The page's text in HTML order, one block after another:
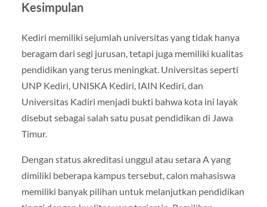
Kesimpulan
Kediri memiliki sejumlah universitas yang tidak hanya
beragam dari segi jurusan, tetapi juga memiliki kualitas
pendidikan yang terus meningkat. Universitas seperti
UNP Kediri, UNISKA Kediri, IAIN Kediri, dan
Universitas Kadiri menjadi bukti bahwa kota ini layak
disebut sebagai salah satu pusat pendidikan di Jawa
Timur.
Dengan status akreditasi unggul atau setara A yang
dimiliki beberapa kampus tersebut, calon mahasiswa
memiliki banyak pilihan untuk melanjutkan pendidikan